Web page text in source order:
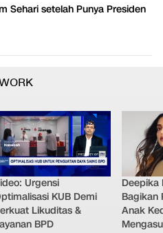
Sehari setelah Punya Presiden
Urgensi
KUB Demi
Likuditas &
BPD
Deepika
Bagikan
Anak